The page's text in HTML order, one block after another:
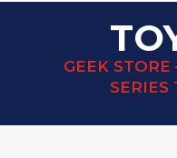
GEEK
SERIES